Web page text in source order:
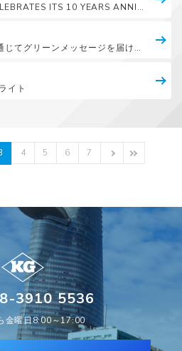
KANEMATSU VIETNAM CELEBRATES ITS 10 YEARS ANNIVERSARY (2014 – 2024)
トートバッグ「Circles」を通じてグリーンメッセージを届けます
イト
4 5 6 7
3910 5536
金曜日8:00～17:00